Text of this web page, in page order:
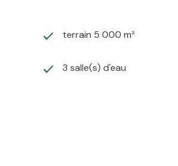
terrain 5 000 m²
3 salle(s) d'eau